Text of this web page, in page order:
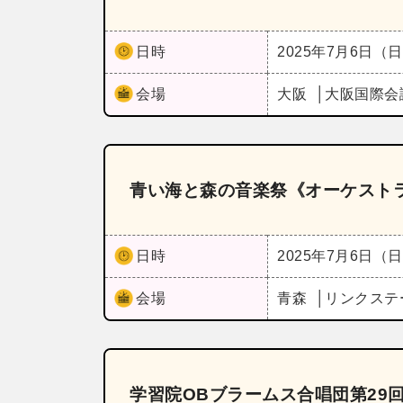
日時 2025年7月6日（
会場 大阪 大阪国際
青い海と森の音楽祭《オーケスト
日時 2025年7月6日（
会場 青森 リンクス
学習院OBブラームス合唱団第29